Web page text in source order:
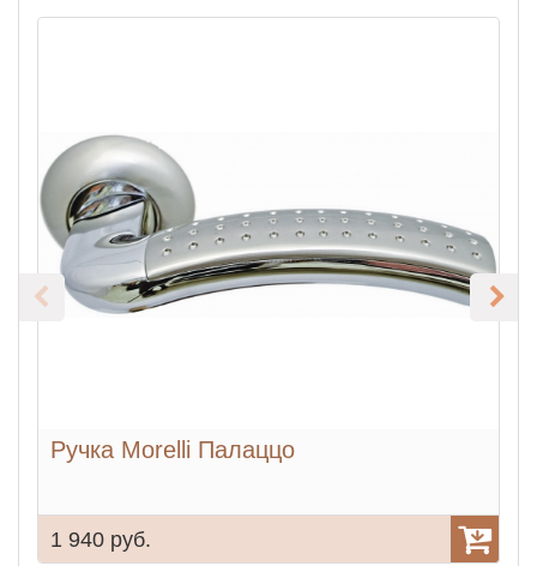
Ручка Morelli Палаццо
1 940 руб.